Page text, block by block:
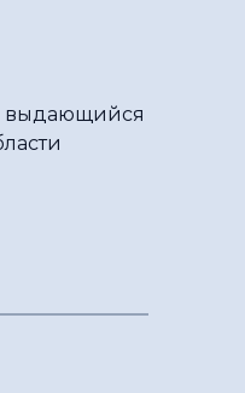
выдающийся